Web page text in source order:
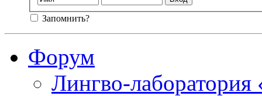
Запомнить?
Форум
Лингво-